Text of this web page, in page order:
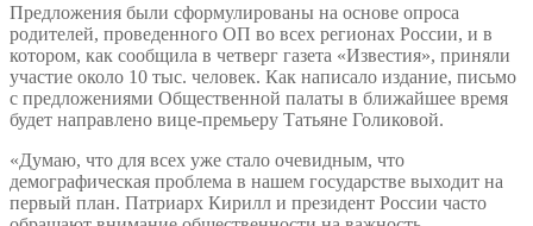
Предложения были сформулированы на основе опроса
родителей, проведенного ОП во всех регионах России, и в
котором, как сообщила в четверг газета «Известия», приняли
участие около 10 тыс. человек. Как написало издание, письмо
с предложениями Общественной палаты в ближайшее время
будет направлено вице-премьеру Татьяне Голиковой.
«Думаю, что для всех уже стало очевидным, что
демографическая проблема в нашем государстве выходит на
первый план. Патриарх Кирилл и президент России часто